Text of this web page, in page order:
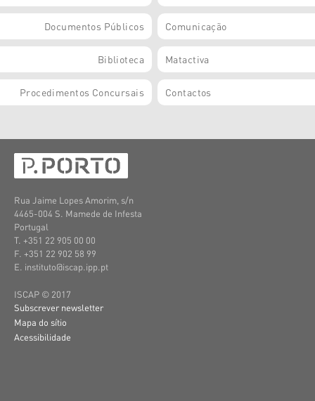
Documentos Públicos Comunicação
Biblioteca Matactiva
Procedimentos Concursais Contactos
Rua Jaime Lopes Amorim, s/n
4465-004 S. Mamede de Infesta
Portugal
T. +351 22 905 00 00
F. +351 22 902 58 99
E. instituto@iscap.ipp.pt
ISCAP © 2017
Subscrever newsletter
Mapa do sítio
Acessibilidade